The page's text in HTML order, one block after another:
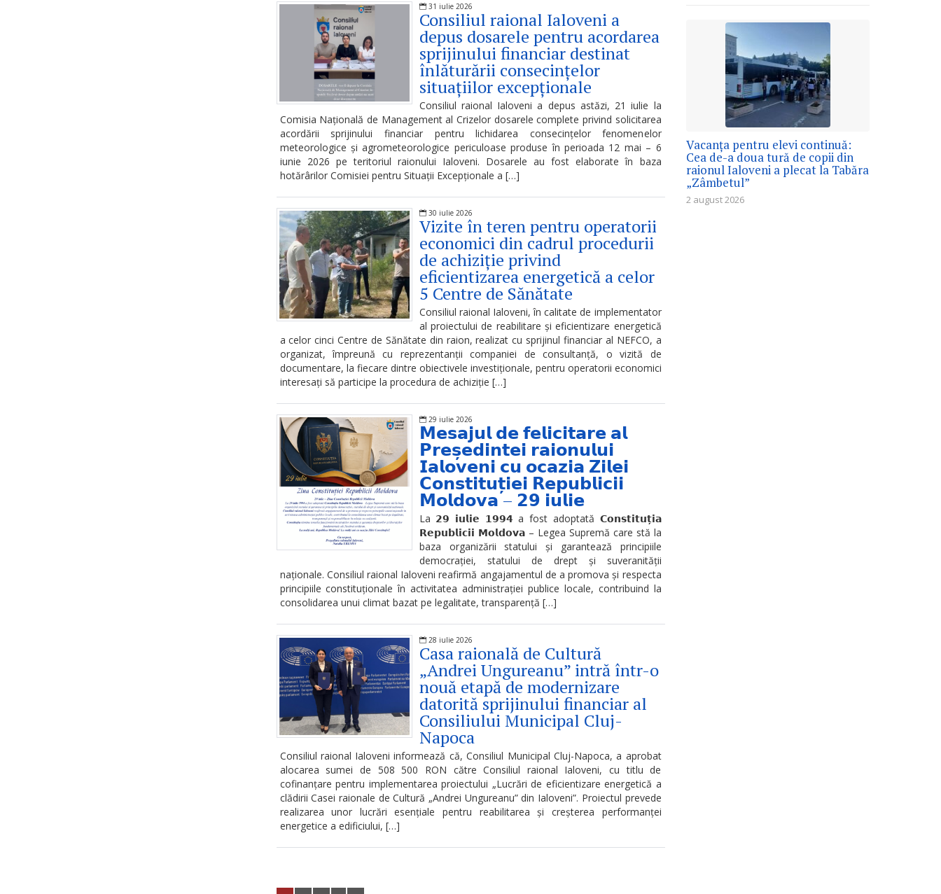
31 iulie 2026
Consiliul raional Ialoveni a
depus dosarele pentru acordarea
sprijinului financiar destinat
înlăturării consecințelor
situațiilor excepționale
Consiliul raional Ialoveni a depus astăzi, 21 iulie la
Comisia Națională de Management al Crizelor dosarele complete privind solicitarea
acordării sprijinului financiar pentru lichidarea consecințelor fenomenelor
meteorologice și agrometeorologice periculoase produse în perioada 12 mai – 6
iunie 2026 pe teritoriul raionului Ialoveni. Dosarele au fost elaborate în baza
hotărârilor Comisiei pentru Situații Excepționale a […]
30 iulie 2026
Vizite în teren pentru operatorii
economici din cadrul procedurii
de achiziție privind
eficientizarea energetică a celor
5 Centre de Sănătate
Consiliul raional Ialoveni, în calitate de implementator
al proiectului de reabilitare și eficientizare energetică
a celor cinci Centre de Sănătate din raion, realizat cu sprijinul financiar al NEFCO, a
organizat, împreună cu reprezentanții companiei de consultanță, o vizită de
documentare, la fiecare dintre obiectivele investiționale, pentru operatorii economici
interesați să participe la procedura de achiziție […]
29 iulie 2026
𝗠𝗲𝘀𝗮𝗷𝘂𝗹 𝗱𝗲 𝗳𝗲𝗹𝗶𝗰𝗶𝘁𝗮𝗿𝗲 𝗮𝗹
𝗣𝗿𝗲𝘀̦𝗲𝗱𝗶𝗻𝘁𝗲𝗶 𝗿𝗮𝗶𝗼𝗻𝘂𝗹𝘂𝗶
𝗜𝗮𝗹𝗼𝘃𝗲𝗻𝗶 𝗰𝘂 𝗼𝗰𝗮𝘇𝗶𝗮 𝗭𝗶𝗹𝗲𝗶
𝗖𝗼𝗻𝘀𝘁𝗶𝘁𝘂𝘁̦𝗶𝗲𝗶 𝗥𝗲𝗽𝘂𝗯𝗹𝗶𝗰𝗶𝗶
𝗠𝗼𝗹𝗱𝗼𝘃𝗮 – 𝟮𝟵 𝗶𝘂𝗹𝗶𝗲
La 𝟮𝟵 𝗶𝘂𝗹𝗶𝗲 𝟭𝟵𝟵𝟰 a fost adoptată 𝗖𝗼𝗻𝘀𝘁𝗶𝘁𝘂𝘁̦𝗶𝗮
𝗥𝗲𝗽𝘂𝗯𝗹𝗶𝗰𝗶𝗶 𝗠𝗼𝗹𝗱𝗼𝘃𝗮 – Legea Supremă care stă la
baza organizării statului și garantează principiile
democrației, statului de drept și suveranității
naționale. Consiliul raional Ialoveni reafirmă angajamentul de a promova și respecta
principiile constituționale în activitatea administrației publice locale, contribuind la
consolidarea unui climat bazat pe legalitate, transparență […]
28 iulie 2026
Casa raională de Cultură
„Andrei Ungureanu” intră într-o
nouă etapă de modernizare
datorită sprijinului financiar al
Consiliului Municipal Cluj-
Napoca
Consiliul raional Ialoveni informează că, Consiliul Municipal Cluj-Napoca, a aprobat
alocarea sumei de 508 500 RON către Consiliul raional Ialoveni, cu titlu de
cofinanțare pentru implementarea proiectului „Lucrări de eficientizare energetică a
clădirii Casei raionale de Cultură „Andrei Ungureanu” din Ialoveni”. Proiectul prevede
realizarea unor lucrări esențiale pentru reabilitarea și creșterea performanței
energetice a edificiului, […]
Vacanța pentru elevi continuă:
Cea de-a doua tură de copii din
raionul Ialoveni a plecat la Tabăra
„Zâmbetul”
2 august 2026